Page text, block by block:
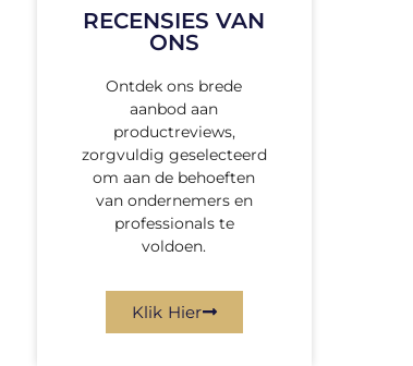
RECENSIES VAN
ONS
Ontdek ons brede
aanbod aan
productreviews,
zorgvuldig geselecteerd
om aan de behoeften
van ondernemers en
professionals te
voldoen.
Klik Hier